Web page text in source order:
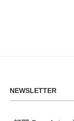
NEWSLETTER